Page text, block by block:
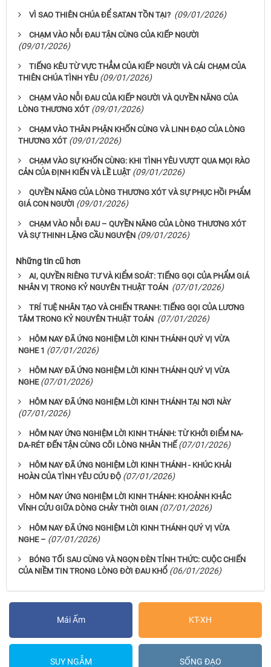
VÌ SAO THIÊN CHÚA ĐỂ SATAN TỒN TẠI? (09/01/2026)
CHẠM VÀO NỖI ĐAU TẬN CÙNG CỦA KIẾP NGƯỜI
(09/01/2026)
TIẾNG KÊU TỪ VỰC THẲM CỦA KIẾP NGƯỜI VÀ CÁI CHẠM CỦA
THIÊN CHÚA TÌNH YÊU (09/01/2026)
CHẠM VÀO NỖI ĐAU CỦA KIẾP NGƯỜI VÀ QUYỀN NĂNG CỦA
LÒNG THƯƠNG XÓT (09/01/2026)
CHẠM VÀO THÂN PHẬN KHỐN CÙNG VÀ LINH ĐẠO CỦA LÒNG
THƯƠNG XÓT (09/01/2026)
CHẠM VÀO SỰ KHỐN CÙNG: KHI TÌNH YÊU VƯỢT QUA MỌI RÀO
CẢN CỦA ĐỊNH KIẾN VÀ LỀ LUẬT (09/01/2026)
QUYỀN NĂNG CỦA LÒNG THƯƠNG XÓT VÀ SỰ PHỤC HỒI PHẨM
GIÁ CON NGƯỜI (09/01/2026)
CHẠM VÀO NỖI ĐAU – QUYỀN NĂNG CỦA LÒNG THƯƠNG XÓT
VÀ SỰ THINH LẶNG CẦU NGUYỆN (09/01/2026)
Những tin cũ hơn
AI, QUYỀN RIÊNG TƯ VÀ KIỂM SOÁT: TIẾNG GỌI CỦA PHẨM GIÁ
NHÂN VỊ TRONG KỶ NGUYÊN THUẬT TOÁN (07/01/2026)
TRÍ TUỆ NHÂN TẠO VÀ CHIẾN TRANH: TIẾNG GỌI CỦA LƯƠNG
TÂM TRONG KỶ NGUYÊN THUẬT TOÁN (07/01/2026)
HÔM NAY ĐÃ ỨNG NGHIỆM LỜI KINH THÁNH QUÝ VỊ VỪA
NGHE 1 (07/01/2026)
HÔM NAY ĐÃ ỨNG NGHIỆM LỜI KINH THÁNH QUÝ VỊ VỪA
NGHE (07/01/2026)
HÔM NAY ĐÃ ỨNG NGHIỆM LỜI KINH THÁNH TẠI NƠI NÀY
(07/01/2026)
HÔM NAY ỨNG NGHIỆM LỜI KINH THÁNH: TỪ KHỞI ĐIỂM NA-
DA-RÉT ĐẾN TẬN CÙNG CÕI LÒNG NHÂN THẾ (07/01/2026)
HÔM NAY ĐÃ ỨNG NGHIỆM LỜI KINH THÁNH - KHÚC KHẢI
HOÀN CỦA TÌNH YÊU CỨU ĐỘ (07/01/2026)
HÔM NAY ỨNG NGHIỆM LỜI KINH THÁNH: KHOẢNH KHẮC
VĨNH CỬU GIỮA DÒNG CHẢY THỜI GIAN (07/01/2026)
HÔM NAY ĐÃ ỨNG NGHIỆM LỜI KINH THÁNH QUÝ VỊ VỪA
NGHE – (07/01/2026)
BÓNG TỐI SAU CÙNG VÀ NGỌN ĐÈN TỈNH THỨC: CUỘC CHIẾN
CỦA NIỀM TIN TRONG LÒNG ĐỜI ĐAU KHỔ (06/01/2026)
Mái Ấm KT-XH
SUY NGẪM SỐNG ĐẠO